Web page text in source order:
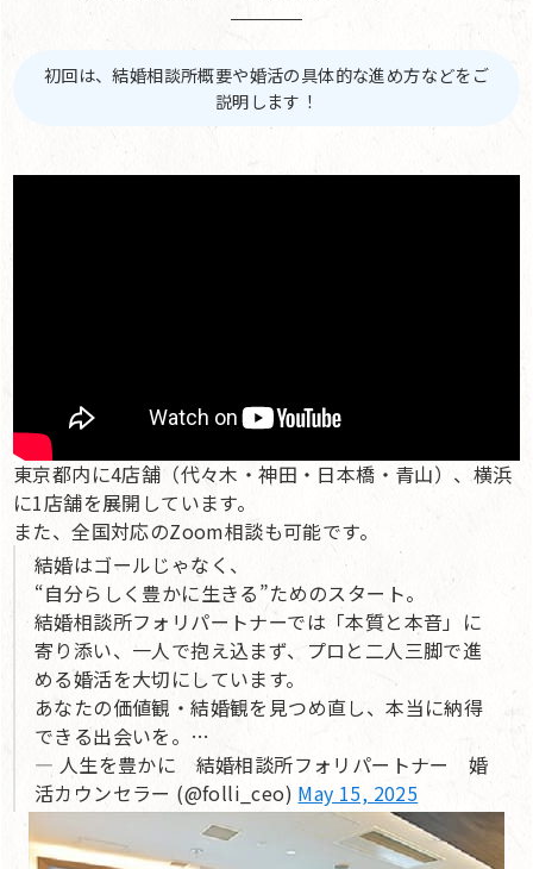
初回は、結婚相談所概要や婚活の具体的な進め方などをご
説明します！
東京都内に4店舗（代々木・神田・日本橋・青山）、横浜
に1店舗を展開しています。
また、全国対応のZoom相談も可能です。
結婚はゴールじゃなく、
“自分らしく豊かに生きる”ためのスタート。
結婚相談所フォリパートナーでは「本質と本音」に
寄り添い、一人で抱え込まず、プロと二人三脚で進
める婚活を大切にしています。
あなたの価値観・結婚観を見つめ直し、本当に納得
できる出会いを。…
— 人生を豊かに 結婚相談所フォリパートナー 婚
活カウンセラー (@folli_ceo) May 15, 2025